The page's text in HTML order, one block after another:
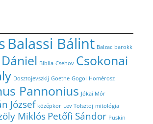
Balassi Bálint Balzac barokk
Biblia Csehov Csokonai
Dosztojevszkij Goethe Gogol Homérosz
Pannonius Jókai Mór
József középkor Lev Tolsztoj mitológia
MiklósPetőfi Sándor Puskin